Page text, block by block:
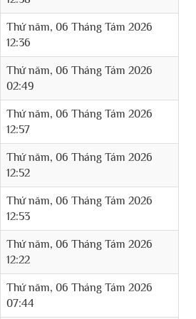
Thứ năm, 06 Tháng Tám 2026
12:36
Thứ năm, 06 Tháng Tám 2026
02:49
Thứ năm, 06 Tháng Tám 2026
12:57
Thứ năm, 06 Tháng Tám 2026
12:52
Thứ năm, 06 Tháng Tám 2026
12:53
Thứ năm, 06 Tháng Tám 2026
12:22
Thứ năm, 06 Tháng Tám 2026
07:44